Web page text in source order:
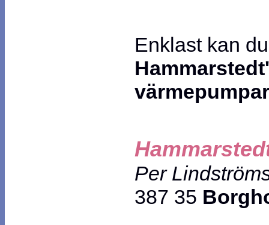
Enklast kan
värmepumpar
Per
387 35